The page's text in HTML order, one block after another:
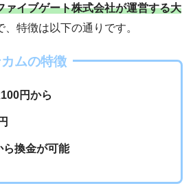
ァイブゲート株式会社が運営する大
、特徴は以下の通りです。
ムの特徴
円から
ら換金が可能